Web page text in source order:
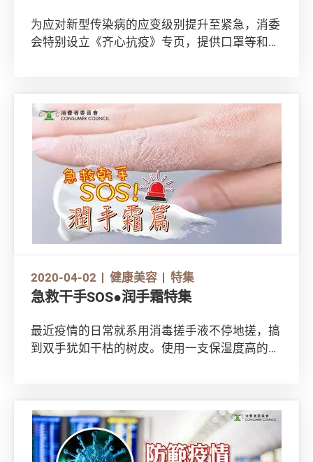
为应对新型传染病的应变级别提升至紧急，消委
会特别设立《齐心抗疫》专页，提供口罩等和各
2020-04-02 健康美容 特集
急救干手SOS●润手霜特集
最近疫情的日常就系用消毒搓手液不停地搓，搞
到双手犹如干枯的树皮。使用一支保湿度高的润
油油腻腻，就是保湿效能不足，甚至仲有可致敏
香料！不用烦恼，立刻看看消委会同你综观50款
样本的表现而准备的【急救干手SOS●润手霜
篇】，购买满分润手霜无难度！